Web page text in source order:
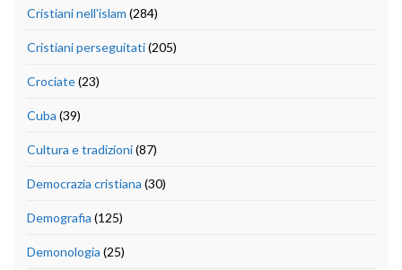
Cristiani nell'islam (284)
Cristiani perseguitati(205)
Crociate(23)
Cuba (39)
Cultura e tradizioni(87)
Democrazia cristiana (30)
Demografia (125)
Demonologia (25)